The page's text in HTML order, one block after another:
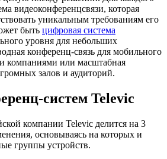
видеоконференцсвязи, которая
уникальным требованиям его
быть цифровая система
уровня для небольших
конференц-связь для мобильного
компаниями или масштабная
залов и аудиторий.
систем Televic
компании Televic делится на 3
основываясь на которых и
группы устройств.